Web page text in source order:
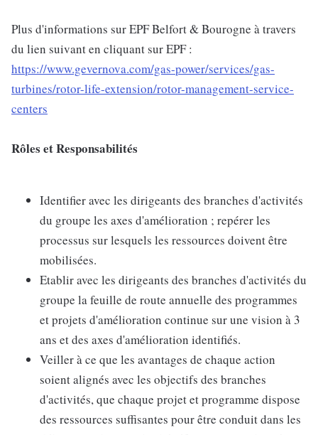
Plus d'informations sur EPF Belfort & Bourogne à travers
du lien suivant en cliquant sur EPF :
https://www.gevernova.com/gas-power/services/gas-
turbines/rotor-life-extension/rotor-management-service-
centers
Rôles et Responsabilités
Identifier avec les dirigeants des branches d'activités
du groupe les axes d'amélioration ; repérer les
processus sur lesquels les ressources doivent être
mobilisées.
Etablir avec les dirigeants des branches d'activités du
groupe la feuille de route annuelle des programmes
et projets d'amélioration continue sur une vision à 3
ans et des axes d'amélioration identifiés.
Veiller à ce que les avantages de chaque action
soient alignés avec les objectifs des branches
d'activités, que chaque projet et programme dispose
des ressources suffisantes pour être conduit dans les